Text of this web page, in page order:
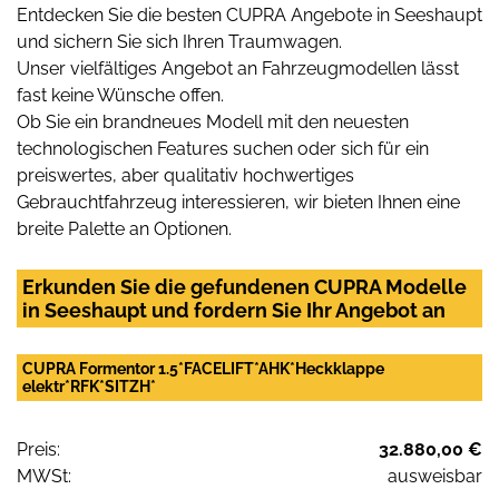
Entdecken Sie die besten CUPRA Angebote in Seeshaupt
und sichern Sie sich Ihren Traumwagen.
Unser vielfältiges Angebot an Fahrzeugmodellen lässt
fast keine Wünsche offen.
Ob Sie ein brandneues Modell mit den neuesten
technologischen Features suchen oder sich für ein
preiswertes, aber qualitativ hochwertiges
Gebrauchtfahrzeug interessieren, wir bieten Ihnen eine
breite Palette an Optionen.
Erkunden Sie die gefundenen CUPRA Modelle
in Seeshaupt und fordern Sie Ihr Angebot an
CUPRA Formentor 1.5*FACELIFT*AHK*Heckklappe
elektr*RFK*SITZH*
Preis:
32.880,00 €
MWSt:
ausweisbar